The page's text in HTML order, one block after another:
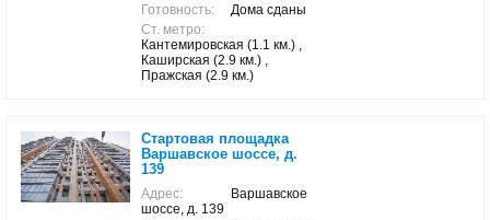
Готовность:
Дома сданы
Ст. метро:
Кантемировская (1.1 км.) ,
Каширская (2.9 км.) ,
Пражская (2.9 км.)
Стартовая площадка
Варшавское шоссе, д.
139
Адрес:
Варшавское
шоссе, д. 139